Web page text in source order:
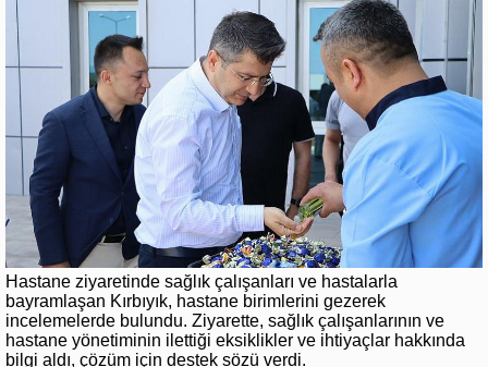
Hastane ziyaretinde sağlık çalışanları ve hastalarla
bayramlaşan Kırbıyık, hastane birimlerini gezerek
incelemelerde bulundu. Ziyarette, sağlık çalışanlarının ve
hastane yönetiminin ilettiği eksiklikler ve ihtiyaçlar hakkında
bilgi aldı, çözüm için destek sözü verdi.